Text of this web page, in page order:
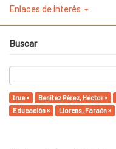
Enlaces de interés
Buscar
true × Benítez Pérez, Héctor ×
Educación ×
Llorens, Faraón ×